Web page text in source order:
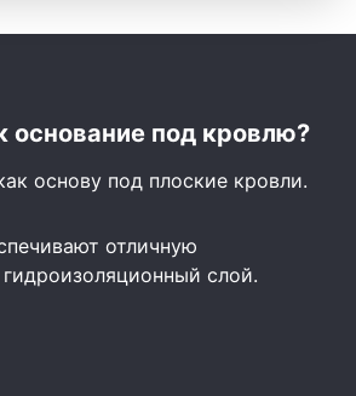
основание под кровлю?
основу под плоские кровли.
отличную
слой.